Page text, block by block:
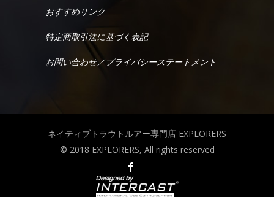
おすすめリンク
特定商取引法に基づく表記
お問い合わせ／プライバシーステートメント
ネイティブトラウトルアー専門店 EXPLORERS
© 2018 EXPLORERS, All rights reserved